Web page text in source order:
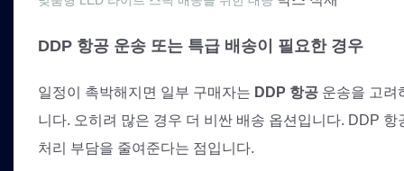
DDP 항공 운송 또는 특급 배송이 필요한 경우
일정이 촉박해지면 일부 구매자는 DDP 항공운송을 고려
니다. 오히려 많은 경우 더 비싼 배송 옵션입니다. DDP
처리 부담을 줄여준다는 점입니다.